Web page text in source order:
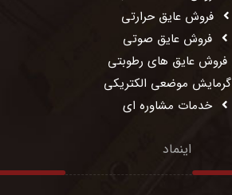
فروش عایق حرارتی
فروش عایق صوتی
فروش عایق های رطوبتی
گرمایش موضعی الکتریکی
خدمات مشاوره ای
اینماد